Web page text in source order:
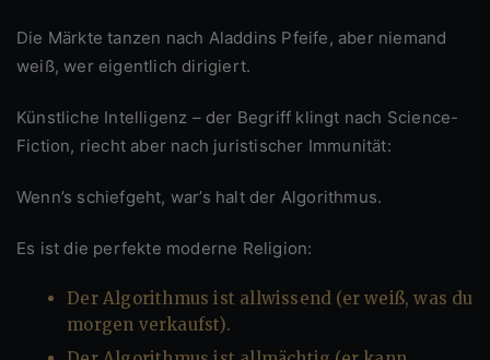
Die Märkte tanzen nach Aladdins Pfeife, aber niemand
weiß, wer eigentlich dirigiert.
Künstliche Intelligenz – der Begriff klingt nach Science-
Fiction, riecht aber nach juristischer Immunität:
Wenn’s schiefgeht, war’s halt der Algorithmus.
Es ist die perfekte moderne Religion:
Der Algorithmus ist allwissend (er weiß, was du
morgen verkaufst).